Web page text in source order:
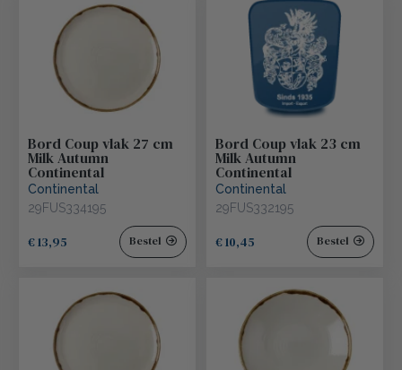
Bord Coup vlak 27 cm
Milk Autumn
Continental
Continental
29FUS334195
€ 13,95 Bestel
Bord Coup vlak 23 cm
Milk Autumn
Continental
Continental
29FUS332195
€ 10,45 Bestel